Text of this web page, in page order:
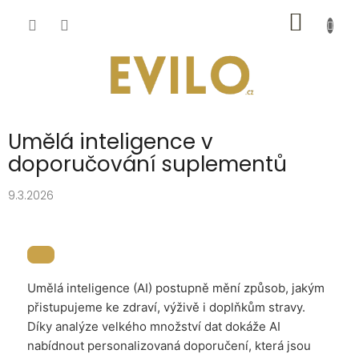
KOŠÍK
Umělá inteligence v
doporučování suplementů
9.3.2026
Umělá inteligence (AI) postupně mění způsob, jakým
přistupujeme ke zdraví, výživě i doplňkům stravy.
Díky analýze velkého množství dat dokáže AI
nabídnout personalizovaná doporučení, která jsou